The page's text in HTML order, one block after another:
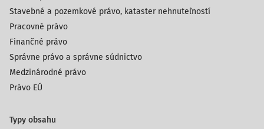
Stavebné a pozemkové právo, kataster nehnuteľností
Pracovné právo
Finančné právo
Správne právo a správne súdnictvo
Medzinárodné právo
Právo EÚ
Typy obsahu